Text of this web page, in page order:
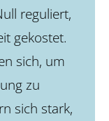
reguliert,
gekostet.
sich, um
zu
sich stark,